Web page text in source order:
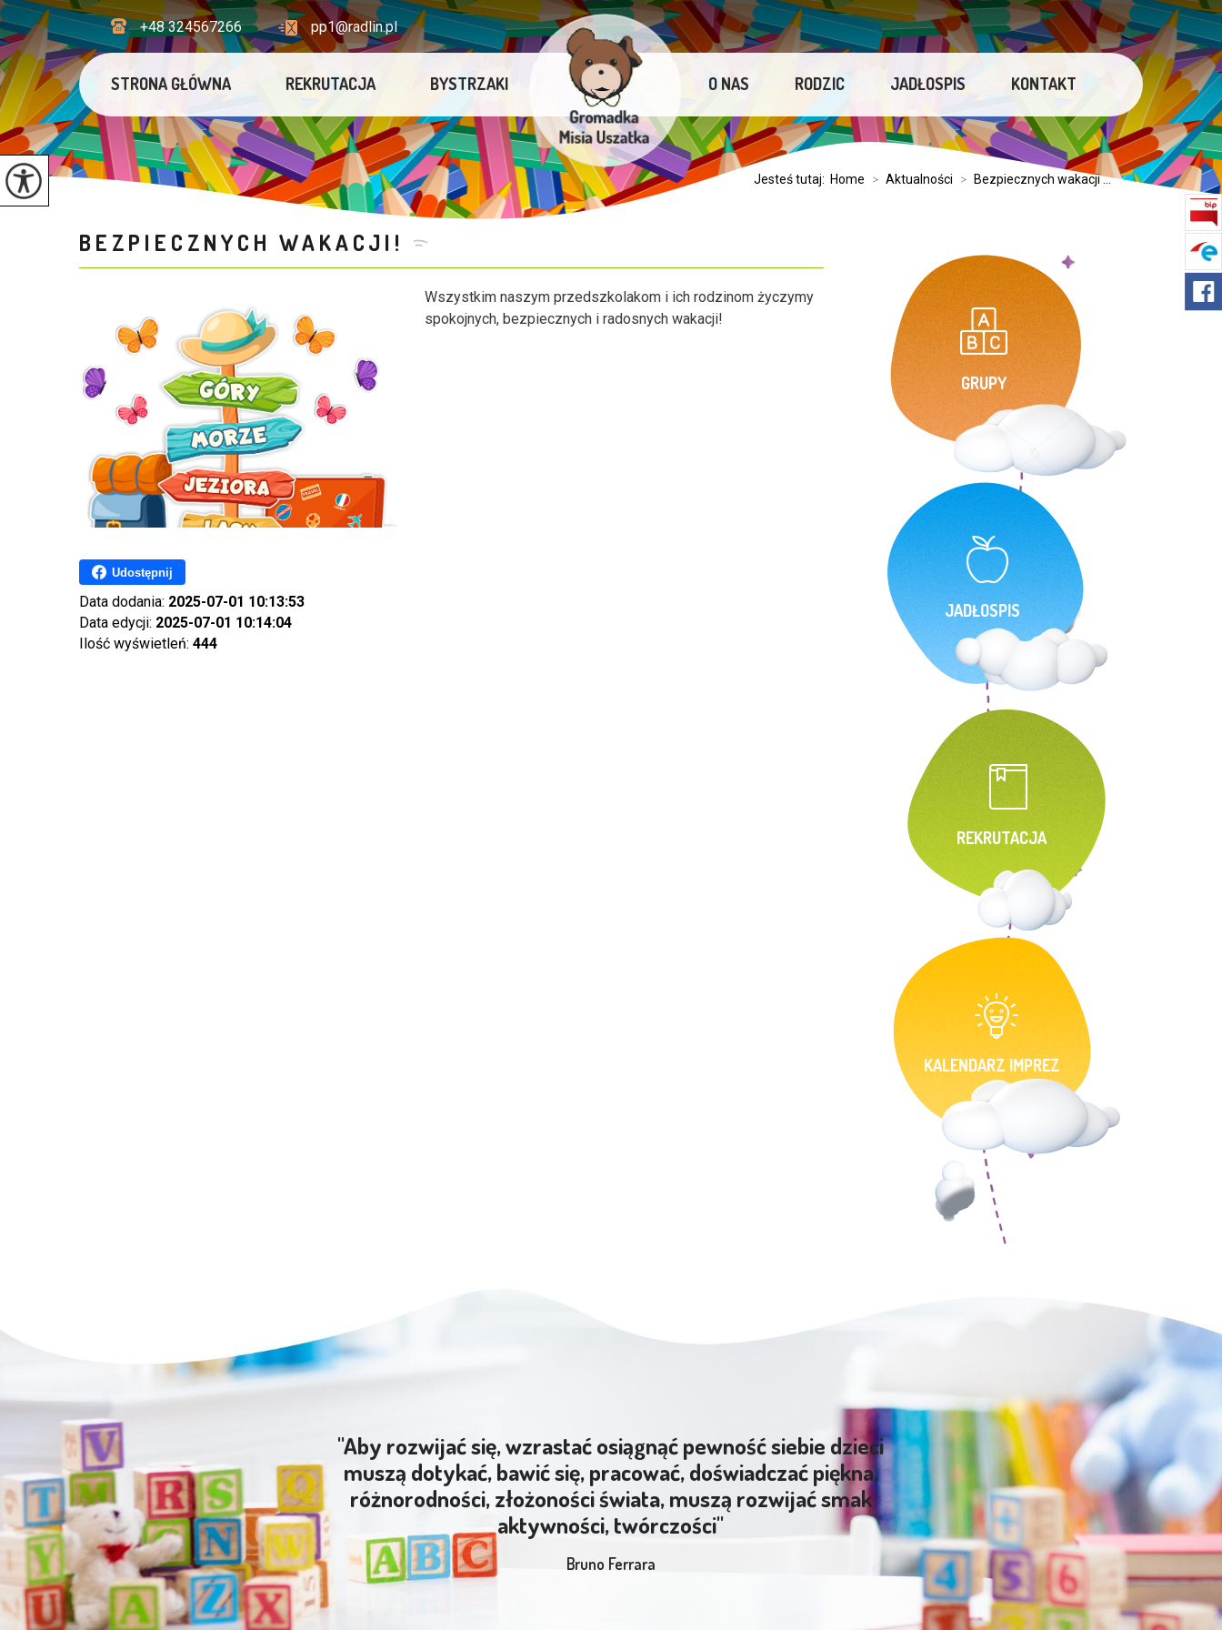
pp1@radlin.pl
+48 324567266
STRONA GŁÓWNA REKRUTACJA BYSTRZAKI O NAS RODZIC JADŁOSPIS KONTAKT
Jesteś tutaj: Home > Aktualności > Bezpiecznych wakacji ...
BEZPIECZNYCH WAKACJI!
Wszystkim naszym przedszkolakom i ich rodzinom życzymy
spokojnych, bezpiecznych i radosnych wakacji!
Udostępnij
Data dodania: 2025-07-01 10:13:53
Data edycji: 2025-07-01 10:14:04
Ilość wyświetleń: 444
GRUPY
JADŁOSPIS
REKRUTACJA
KALENDARZ IMPREZ
"Aby rozwijać się, wzrastać osiągnąć pewność siebie dzieci
muszą dotykać, bawić się, pracować, doświadczać piękna,
różnorodności, złożoności świata, muszą rozwijać smak
aktywności, twórczości"
Bruno Ferrara